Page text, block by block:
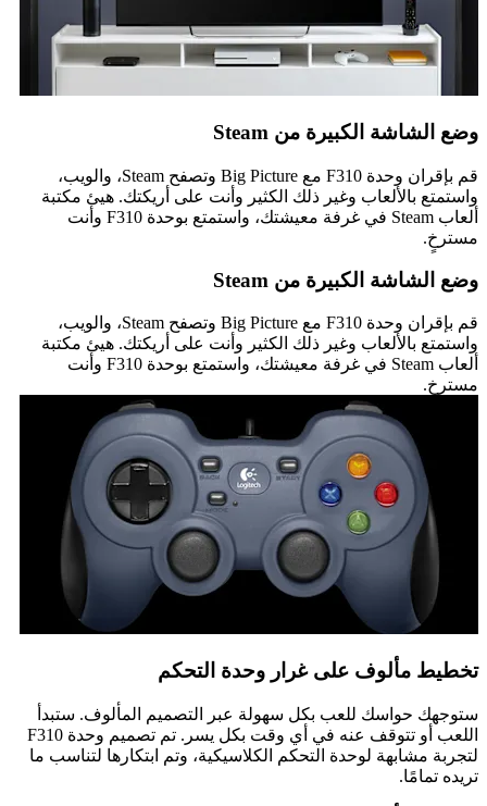
وضع الشاشة الكبيرة من Steam
قم بإقران وحدة F310 مع Big Picture وتصفح Steam، والويب،
واستمتع بالألعاب وغير ذلك الكثير وأنت على أريكتك. هيئ مكتبة
ألعاب Steam في غرفة معيشتك، واستمتع بوحدة F310 وأنت
مسترخٍ.
وضع الشاشة الكبيرة من Steam
قم بإقران وحدة F310 مع Big Picture وتصفح Steam، والويب،
واستمتع بالألعاب وغير ذلك الكثير وأنت على أريكتك. هيئ مكتبة
ألعاب Steam في غرفة معيشتك، واستمتع بوحدة F310 وأنت
مسترخٍ.
تخطيط مألوف على غرار وحدة التحكم
ستوجهك حواسك للعب بكل سهولة عبر التصميم المألوف. ستبدأ
اللعب أو تتوقف عنه في أي وقت بكل يسر. تم تصميم وحدة F310
لتجربة مشابهة لوحدة التحكم الكلاسيكية، وتم ابتكارها لتناسب ما
تريده تمامًا.